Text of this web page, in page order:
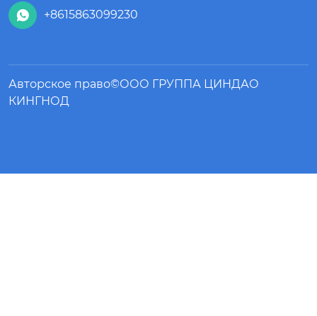
 +8615863099230
Авторское право©ООО ГРУППА ЦИНДАО
КИНГНОД